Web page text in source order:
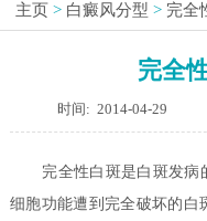
主页 > 白癜风分型 > 完全
完全
时间: 2014-04-29
完全性白斑是白斑发病
细胞功能遭到完全破坏的白